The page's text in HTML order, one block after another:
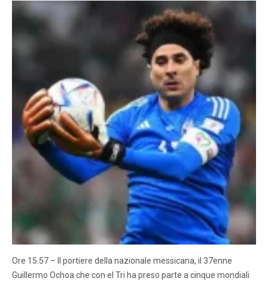
Ore 15.57 – Il portiere della nazionale messicana, il 37enne
Guillermo Ochoa che con el Tri ha preso parte a cinque mondiali